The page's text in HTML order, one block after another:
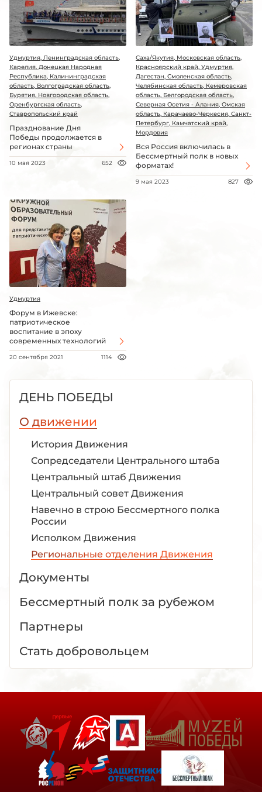
Удмуртия, Ленинградская область,
Карелия, Донецкая Народная
Республика, Калининградская
область, Волгоградская область,
Бурятия, Новгородская область,
Оренбургская область,
Ставропольский край
Празднование Дня
Победы продолжается в
регионах страны
10 мая 2023 652
Саха/Якутия, Московская область,
Красноярский край, Удмуртия,
Дагестан, Смоленская область,
Челябинская область, Кемеровская
область, Белгородская область,
Северная Осетия - Алания, Омская
область, Карачаево-Черкесия, Санкт-
Петербург, Камчатский край,
Мордовия
Вся Россия включилась в
Бессмертный полк в новых
форматах!
9 мая 2023 827
Удмуртия
Форум в Ижевске:
патриотическое
воспитание в эпоху
современных технологий
20 сентября 2021 1114
ДЕНЬ ПОБЕДЫ
О движении
История Движения
Сопредседатели Центрального штаба
Центральный штаб Движения
Центральный совет Движения
Навечно в строю Бессмертного полка
России
Исполком Движения
Региональные отделения Движения
Документы
Бессмертный полк за рубежом
Партнеры
Стать добровольцем